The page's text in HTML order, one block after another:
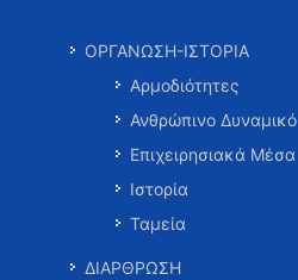
ΟΡΓΑΝΩΣΗ-ΙΣΤΟΡΙΑ
Αρμοδιότητες
Ανθρώπινο Δυναμικό
Επιχειρησιακά Μέσα
Ιστορία
Ταμεία
ΔΙΑΡΘΡΩΣΗ